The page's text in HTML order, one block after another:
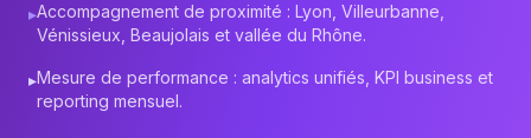
▸Accompagnement de proximité : Lyon, Villeurbanne,
Vénissieux, Beaujolais et vallée du Rhône.
▸Mesure de performance : analytics unifiés, KPI business et
reporting mensuel.